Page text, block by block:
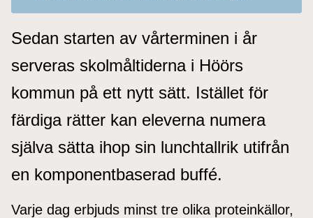
Sedan starten av vårterminen i år
serveras skolmåltiderna i Höörs
kommun på ett nytt sätt. Istället för
färdiga rätter kan eleverna numera
själva sätta ihop sin lunchtallrik utifrån
en komponentbaserad buffé.
Varje dag erbjuds minst tre olika proteinkällor,